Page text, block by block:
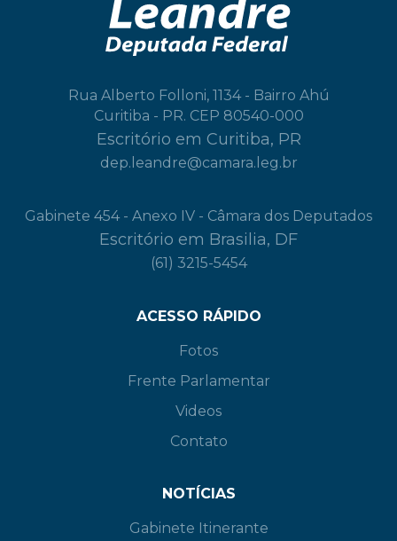
Rua Alberto Folloni, 1134 - Bairro Ahú
Curitiba - PR. CEP 80540-000
Escritório em Curitiba, PR
dep.leandre@camara.leg.br
Gabinete 454 - Anexo IV - Câmara dos Deputados
Escritório em Brasilia, DF
(61) 3215-5454
ACESSO RÁPIDO
Fotos
Frente Parlamentar
Videos
Contato
NOTÍCIAS
Gabinete Itinerante